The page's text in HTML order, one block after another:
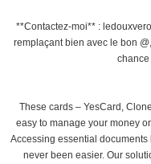
**Contactez-moi** :
remplaçant bien avec le bon
These cards – YesCard,
easy to manage your money
Accessing essential documents
never been easier. Our